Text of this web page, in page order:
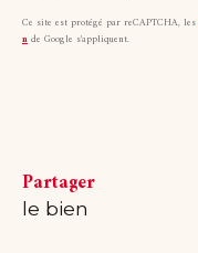
Ce site est protégé par reCAPTCHA, les
nde Google s'appliquent.
partager
le bien